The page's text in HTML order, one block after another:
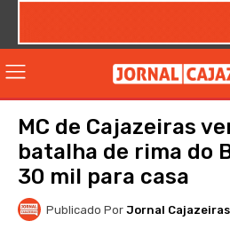
MC de Cajazeiras
batalha de rima do
30 mil para casa
Publicado Por Jornal Cajazeiras